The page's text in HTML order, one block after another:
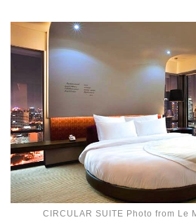
CIRCULAR SUITE Photo from Le